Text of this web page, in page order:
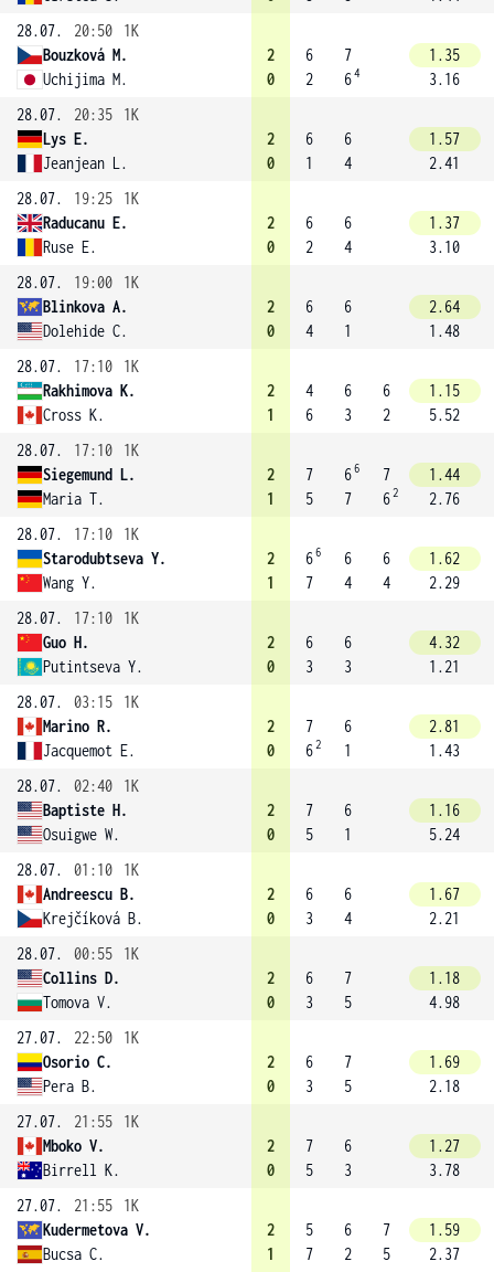
28.07.
20:50
1K
Bouzková M.
Uchijima M.
2
0
6
2
7
64
1.35
3.16
28.07.
20:35
1K
Lys E.
Jeanjean L.
2
0
6
1
6
4
1.57
2.41
28.07.
19:25
1K
Raducanu E.
Ruse E.
2
0
6
2
6
4
1.37
3.10
28.07.
19:00
1K
Blinkova A.
Dolehide C.
2
0
6
4
6
1
2.64
1.48
28.07.
17:10
1K
Rakhimova K.
Cross K.
2
1
4
6
6
3
6
2
1.15
5.52
28.07.
17:10
1K
Siegemund L.
Maria T.
2
1
7
5
66
7
7
62
1.44
2.76
28.07.
17:10
1K
Starodubtseva Y.
Wang Y.
2
1
66
7
6
4
6
4
1.62
2.29
28.07.
17:10
1K
Guo H.
Putintseva Y.
2
0
6
3
6
3
4.32
1.21
28.07.
03:15
1K
Marino R.
Jacquemot E.
2
0
7
62
6
1
2.81
1.43
28.07.
02:40
1K
Baptiste H.
Osuigwe W.
2
0
7
5
6
1
1.16
5.24
28.07.
01:10
1K
Andreescu B.
Krejčíková B.
2
0
6
3
6
4
1.67
2.21
28.07.
00:55
1K
Collins D.
Tomova V.
2
0
6
3
7
5
1.18
4.98
27.07.
22:50
1K
Osorio C.
Pera B.
2
0
6
3
7
5
1.69
2.18
27.07.
21:55
1K
Mboko V.
Birrell K.
2
0
7
5
6
3
1.27
3.78
27.07.
21:55
1K
Kudermetova V.
Bucsa C.
2
1
5
7
6
2
7
5
1.59
2.37